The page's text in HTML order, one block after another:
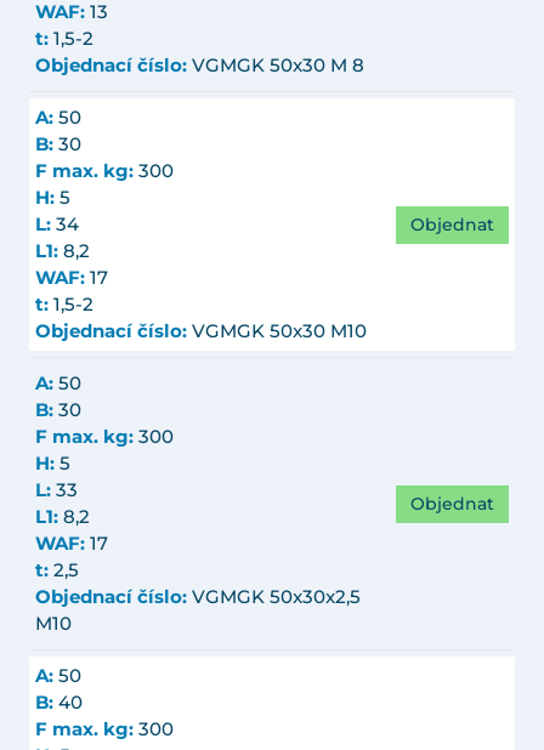
WAF: 13
t: 1,5-2
Objednací číslo: VGMGK 50x30 M 8
A: 50
B: 30
F max. kg: 300
H: 5
L: 34
L1: 8,2
WAF: 17
t: 1,5-2
Objednací číslo: VGMGK 50x30 M10
Objednat
A: 50
B: 30
F max. kg: 300
H: 5
L: 33
L1: 8,2
WAF: 17
t: 2,5
Objednací číslo: VGMGK 50x30x2,5
M10
Objednat
A: 50
B: 40
F max. kg: 300